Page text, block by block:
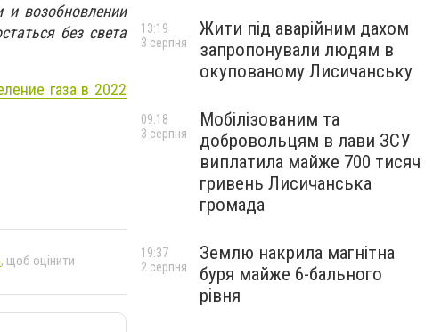
и возобновлении
без света
газа в 2022
, щоб оцінити
Жити під аварійним дахом
запропонували людям в
окупованому Лисичанську
13:19
3 серпня
Мобілізованим та
добровольцям в лави ЗСУ
виплатила майже 700 тисяч
гривень Лисичанська
громада
09:18
3 серпня
Землю накрила магнітна
буря майже 6-бального
рівня
19:37
2 серпня